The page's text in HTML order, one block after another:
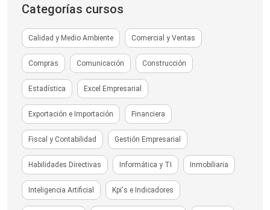
Categorías cursos
Calidad y Medio Ambiente Comercial y Ventas
Compras Comunicación Construcción
Estadística Excel Empresarial
Exportación e Importación Financiera
Fiscal y Contabilidad Gestión Empresarial
Habilidades Directivas Informática y TI Inmobiliaria
Inteligencia Artificial Kpi's e Indicadores